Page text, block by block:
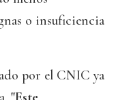
o insuficiencia
por el CNIC ya